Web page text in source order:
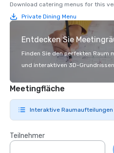
Download catering menus for this
Private Dining Menu
Entdecken Sie
Finden Sie den perfekten
und interaktiven 3D-
Meetingfläche
Interaktive Raumaufteilungen
Teilnehmer